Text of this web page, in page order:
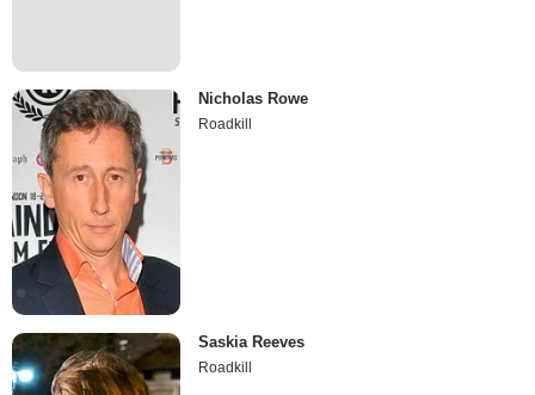
Nicholas Rowe
Roadkill
Saskia Reeves
Roadkill